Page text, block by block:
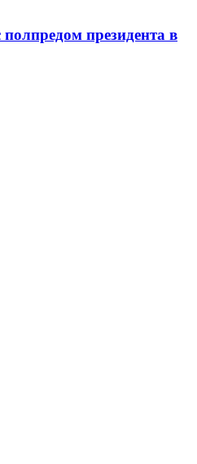
президента в